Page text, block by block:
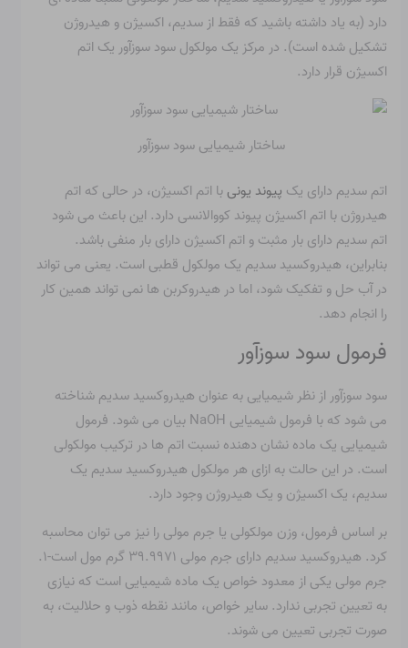
دارد (به یاد داشته باشید که فقط از سدیم، اکسیژن و هیدروژن
تشکیل شده است). در مرکز یک مولکول سود سوزآور یک اتم
اکسیژن قرار دارد.
ساختار شیمیایی سود سوزآور
اتم سدیم دارای یک پیوند یونی با اتم اکسیژن، در حالی که اتم
هیدروژن با اتم اکسیژن پیوند کووالانسی دارد. این باعث می شود
اتم سدیم دارای بار مثبت و اتم اکسیژن دارای بار منفی باشد.
بنابراین، هیدروکسید سدیم یک مولکول قطبی است. یعنی می تواند
در آب حل و تفکیک شود، اما در هیدروکربن ها نمی تواند همین کار
را انجام دهد.
فرمول سود سوزآور
سود سوزآور از نظر شیمیایی به عنوان هیدروکسید سدیم شناخته
می شود که با فرمول شیمیایی NaOH بیان می شود. فرمول
شیمیایی یک ماده نشان دهنده نسبت اتم ها در ترکیب مولکولی
است. در این حالت به ازای هر مولکول هیدروکسید سدیم یک
سدیم، یک اکسیژن و یک هیدروژن وجود دارد.
بر اساس فرمول، وزن مولکولی یا جرم مولی را نیز می توان محاسبه
کرد. هیدروکسید سدیم دارای جرم مولی ۳۹.۹۹۷۱ گرم مول است
-۱ .
جرم مولی یکی از معدود خواص یک ماده شیمیایی است که نیازی
به تعیین تجربی ندارد. سایر خواص، مانند نقطه ذوب و حلالیت، به
صورت تجربی تعیین می شوند.